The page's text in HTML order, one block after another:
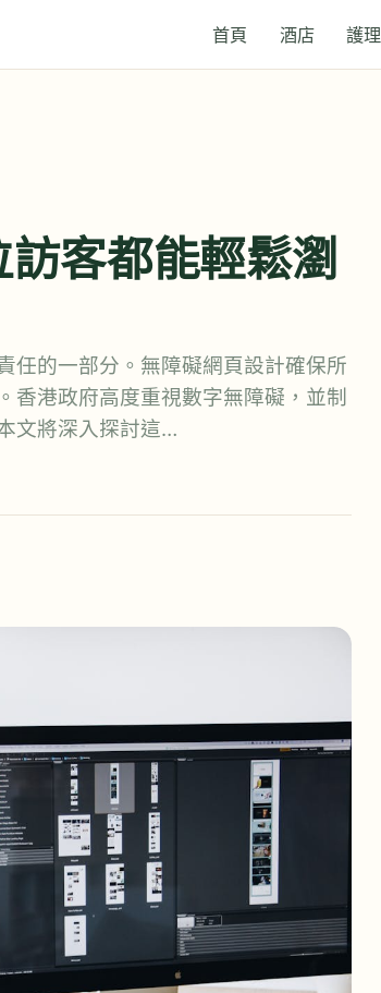
首頁 酒店 護理
客都能輕鬆瀏
任的一部分。無障礙網頁設計確保所
香港政府高度重視數字無障礙，並制
文將深入探討這…